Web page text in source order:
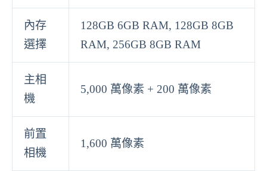
內存
選擇
128GB 6GB RAM, 128GB 8GB
RAM, 256GB 8GB RAM
主相
機
5,000 萬像素 + 200 萬像素
前置
相機
1,600 萬像素